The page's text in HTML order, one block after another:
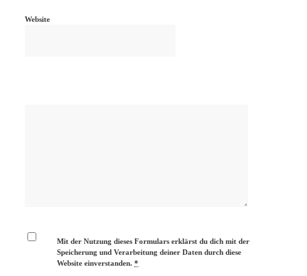
Website
Mit der Nutzung dieses Formulars erklärst du dich mit der
Speicherung und Verarbeitung deiner Daten durch diese
Website einverstanden.*